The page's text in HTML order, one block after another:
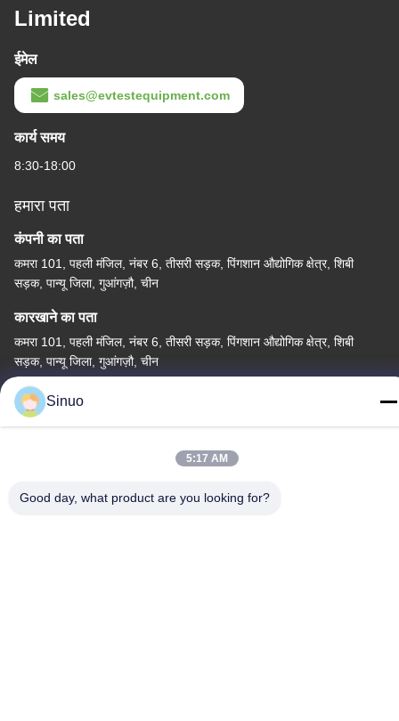
Limited
ईमेल
sales@evtestequipment.com
कार्य समय
8:30-18:00
हमारा पता
कंपनी का पता
कमरा 101, पहली मंजिल, नंबर 6, तीसरी सड़क, पिंगशान औद्योगिक क्षेत्र, शिबी
सड़क, पान्यू जिला, गुआंगज़ौ, चीन
कारखाने का पता
कमरा 101, पहली मंजिल, नंबर 6, तीसरी सड़क, पिंगशान औद्योगिक क्षेत्र, शिबी
सड़क, पान्यू जिला, गुआंगज़ौ, चीन
टेलीफोन
+86--13527656435
Sinuo
5:17 AM
Good day, what product are you looking for?